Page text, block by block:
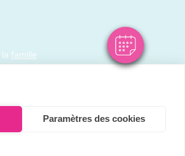
Paramètres des cookies
famille